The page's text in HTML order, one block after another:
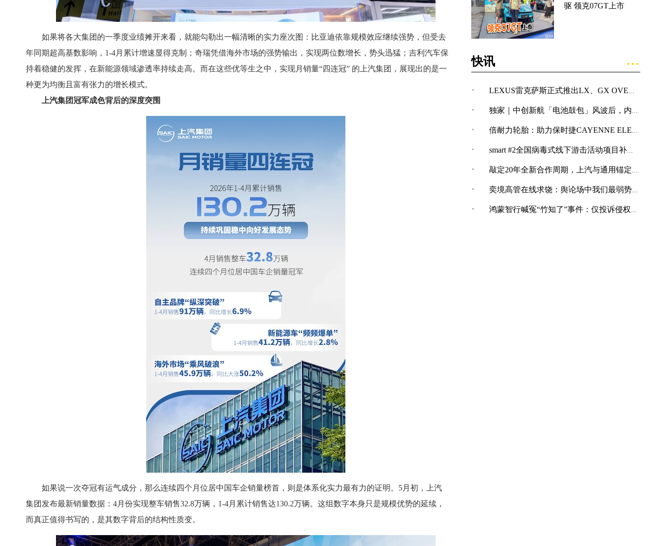
如果将各大集团的一季度业绩摊开来看，就能勾勒出一幅清晰的实力座次图：比亚迪依靠规模效应继续强势，但受去
年同期超高基数影响，1-4月累计增速显得克制；奇瑞凭借海外市场的强势输出，实现两位数增长，势头迅猛；吉利汽车保
持着稳健的发挥，在新能源领域渗透率持续走高。而在这些优等生之中，实现月销量“四连冠” 的上汽集团，展现出的是一
种更为均衡且富有张力的增长模式。
上汽集团冠军成色背后的深度突围
如果说一次夺冠有运气成分，那么连续四个月位居中国车企销量榜首，则是体系化实力最有力的证明。5月初，上汽
集团发布最新销量数据：4月份实现整车销售32.8万辆，1-4月累计销售达130.2万辆。这组数字本身只是规模优势的延续，
而真正值得书写的，是其数字背后的结构性质变。
驱 领克07GT上市
快讯
· LEXUS雷克萨斯正式推出LX、GX OVERTRAIL“黑马藏金版”车型
· 独家｜中创新航「电池鼓包」风波后，内部紧急开展技术改革
· 倍耐力轮胎：助力保时捷CAYENNE ELECTRIC创纪录加速表现
· smart #2全国病毒式线下游击活动项目补充公告
· 敲定20年全新合作周期，上汽与通用锚定“智电+全球化”合作新境
· 奕境高管在线求饶：舆论场中我们最弱势，打不还手骂不能还口
· 鸿蒙智行喊冤“竹知了”事件：仅投诉侵权内容，共下架144条！